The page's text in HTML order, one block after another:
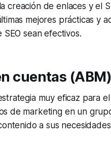
creación de enlaces y el
mejores prácticas y
sean efectivos.
cuentas (ABM)
muy eficaz para
de marketing en un
a sus